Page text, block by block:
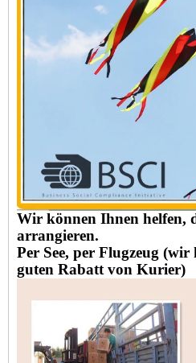
Wir können Ihnen helfen,
arrangieren.
Per See, per Flugzeug (wir
guten Rabatt von Kurier)